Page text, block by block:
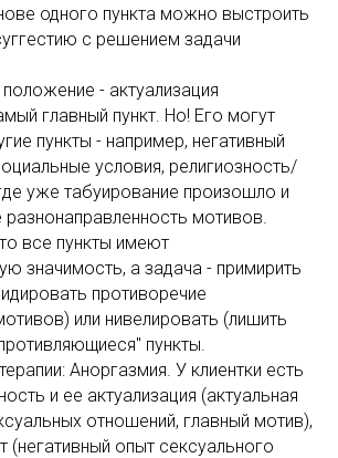
одного пункта можно выстроить
с решением задачи
- актуализация
главный пункт. Но! Его могут
пункты - например, негативный
условия, религиозность/
уже табуирование произошло и
мотивов.
все пункты имеют
значимость, а задача - примирить
противоречие
или нивелировать (лишить
пункты.
Аноргазмия. У клиентки есть
и ее актуализация (актуальная
отношений, главный мотив),
опыт сексуального